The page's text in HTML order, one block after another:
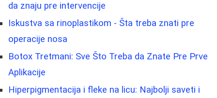
da znaju pre intervencije
Iskustva sa rinoplastikom - Šta treba znati pre
operacije nosa
Botox Tretmani: Sve Što Treba da Znate Pre Prve
Aplikacije
Hiperpigmentacija i fleke na licu: Najbolji saveti i